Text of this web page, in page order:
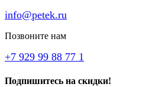
info@petek.ru
Позвоните нам
+7 929 99 88 77 1
Подпишитесь на скидки!